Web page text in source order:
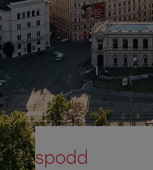
spodd